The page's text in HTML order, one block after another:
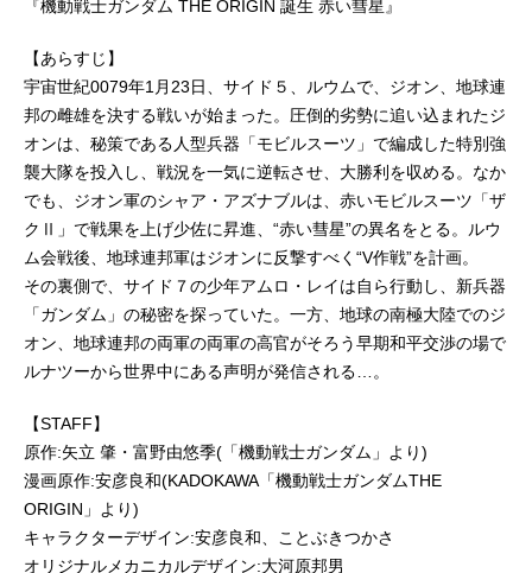
『機動戦士ガンダム THE ORIGIN 誕生 赤い彗星』
【あらすじ】
宇宙世紀0079年1月23日、サイド５、ルウムで、ジオン、地球連
邦の雌雄を決する戦いが始まった。圧倒的劣勢に追い込まれたジ
オンは、秘策である人型兵器「モビルスーツ」で編成した特別強
襲大隊を投入し、戦況を一気に逆転させ、大勝利を収める。なか
でも、ジオン軍のシャア・アズナブルは、赤いモビルスーツ「ザ
クⅡ」で戦果を上げ少佐に昇進、“赤い彗星”の異名をとる。ルウ
ム会戦後、地球連邦軍はジオンに反撃すべく“V作戦”を計画。
その裏側で、サイド７の少年アムロ・レイは自ら行動し、新兵器
「ガンダム」の秘密を探っていた。一方、地球の南極大陸でのジ
オン、地球連邦の両軍の両軍の高官がそろう早期和平交渉の場で
ルナツーから世界中にある声明が発信される…。
【STAFF】
原作:矢立 肇・富野由悠季(「機動戦士ガンダム」より)
漫画原作:安彦良和(KADOKAWA「機動戦士ガンダムTHE
ORIGIN」より)
キャラクターデザイン:安彦良和、ことぶきつかさ
オリジナルメカニカルデザイン:大河原邦男